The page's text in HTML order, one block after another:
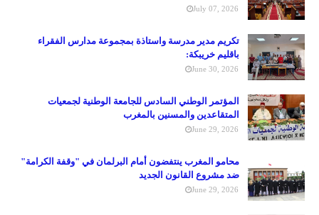
July 07, 2026
تكريم مدير مدرسة واستاذة بمجموعة مدارس الفقراء
باقليم خريبكة:
June 30, 2026
المؤتمر الوطني السادس للجامعة الوطنية لجمعيات
المتقاعدين والمسنين بالمغرب
June 29, 2026
محامو المغرب ينتفضون أمام البرلمان في "وقفة الكرامة"
ضد مشروع القانون الجديد
June 29, 2026